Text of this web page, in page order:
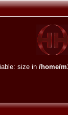
size in/home/